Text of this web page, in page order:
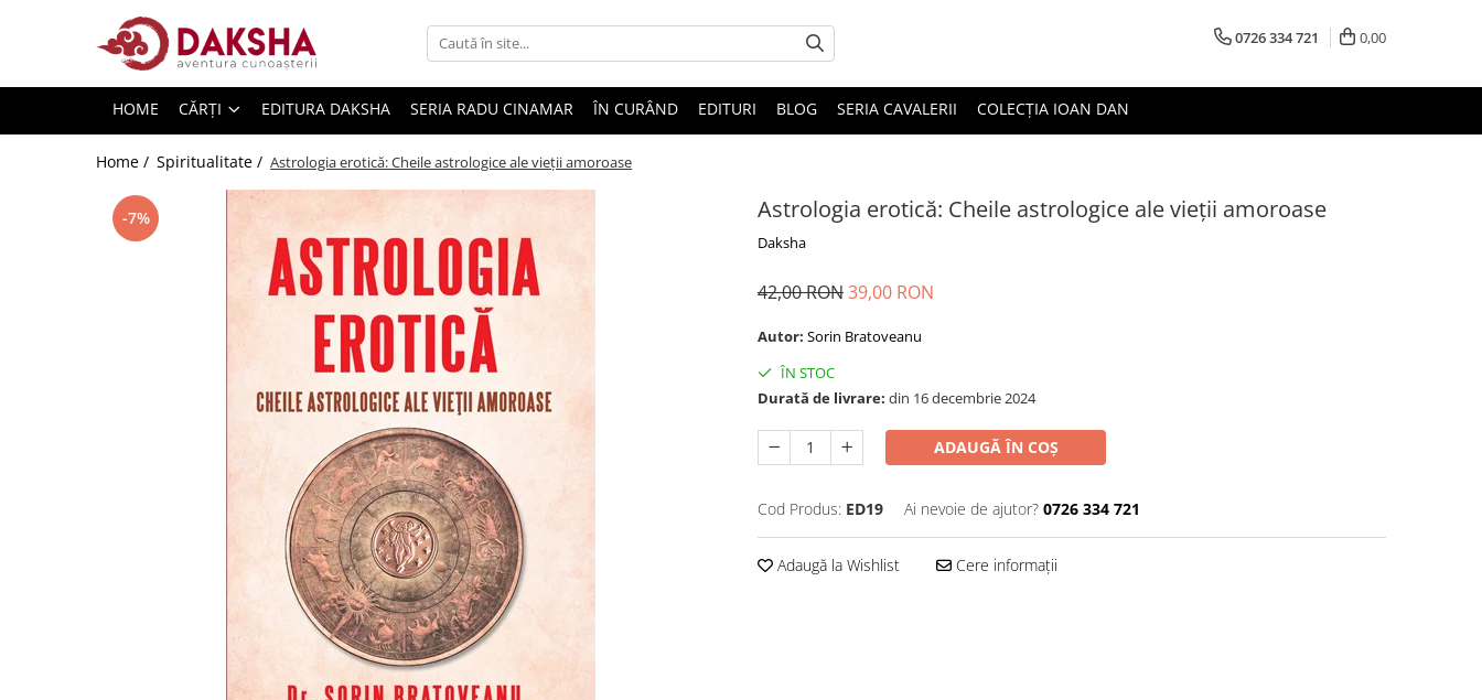
Editura Daksha
Seria Radu Cinamar
Seria David Icke
0726 334 721 0,00
HOME CĂRȚI EDITURA DAKSHA SERIA RADU CINAMAR ÎN CURÂND EDITURI BLOG SERIA CAVALERII COLECȚIA IOAN DAN
Home / Spiritualitate / Astrologia erotică: Cheile astrologice ale vieții amoroase
Astrologia erotică: Cheile astrologice ale vieții amoroase
Daksha
-7%
42,00 RON39,00 RON
Autor: Sorin Bratoveanu
ÎN STOC
Durată de livrare: din 16 decembrie 2024
ADAUGĂ ÎN COȘ
Cod Produs: ED19 Ai nevoie de ajutor? 0726 334 721
Adaugă la Wishlist Cere informații